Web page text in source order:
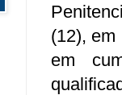
(12), em
em